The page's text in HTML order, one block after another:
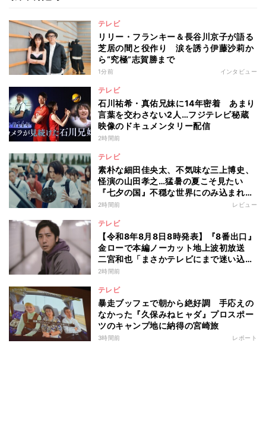
テレビ
リリー・フランキー＆長谷川京子が語る
芝居の間と役作り 涙を誘う伊藤沙莉か
ら“究極”志賀勝まで
1分前 インタビュー
テレビ
石川祐希・真佑兄妹に14年密着 あまり
言葉を交わさない2人…フジテレビ秘蔵
映像のドキュメンタリー配信
2時間前
テレビ
素朴な細田佳央太、不気味な三上博史、
怪演の山田孝之…猛暑の夏こそ見たい
『七夕の国』不穏な世界にのみ込まれる
超常ミステリー
2時間前 レビュー
テレビ
【令和8年8月8日8時発表】『8番出口』
金ローで本編ノーカット地上波初放送
二宮和也「まさかテレビにまで迷い込ん
でしまうとは」
2時間前
テレビ
暴走ブッフェで朝から絶好調 手応えの
なかった『久保みねヒャダ』プロスポー
ツのキャンプ地に納得の宮崎旅
3時間前 レポート